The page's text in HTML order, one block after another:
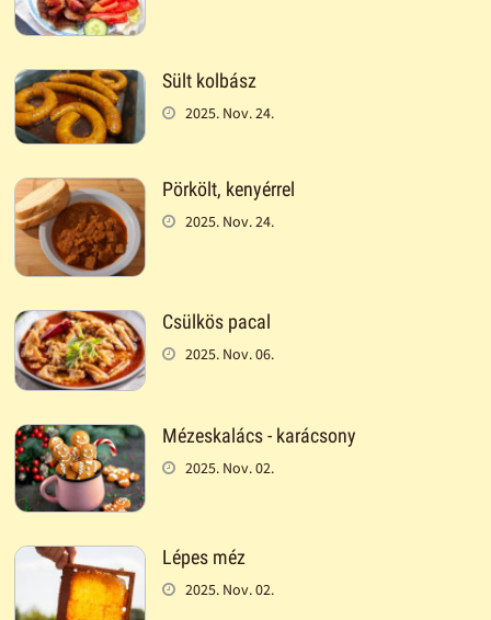
Sült kolbász
2025. Nov. 24.
Pörkölt, kenyérrel
2025. Nov. 24.
Csülkös pacal
2025. Nov. 06.
Mézeskalács - karácsony
2025. Nov. 02.
Lépes méz
2025. Nov. 02.